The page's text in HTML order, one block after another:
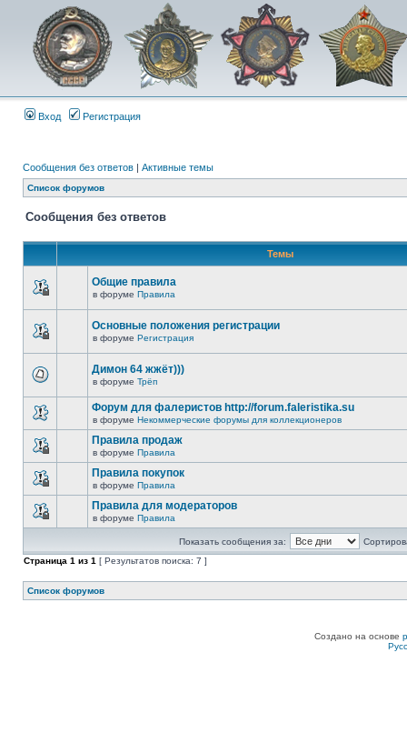
Вход Регистрация
Сообщения без ответов | Активные темы
Список форумов
Сообщения без ответов
Темы
Общие правила
в форуме Правила
Основные положения регистрации
в форуме Регистрация
Димон 64 жжёт)))
в форуме Трёп
Форум для фалеристов http://forum.faleristika.su
в форуме Некоммерческие форумы для коллекционеров
Правила продаж
в форуме Правила
Правила покупок
в форуме Правила
Правила для модераторов
в форуме Правила
Показать сообщения за:
Страница 1 из 1 [ Результатов поиска: 7 ]
Список форумов
Создано на основе